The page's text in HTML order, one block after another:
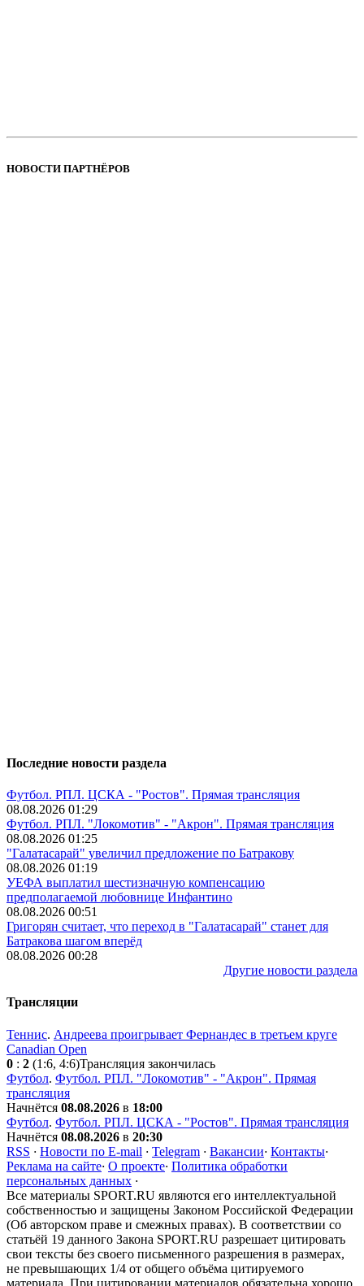
НОВОСТИ ПАРТНЁРОВ
Последние новости раздела
Футбол. РПЛ. ЦСКА - "Ростов". Прямая трансляция
08.08.2026 01:29
Футбол. РПЛ. "Локомотив" - "Акрон". Прямая трансляция
08.08.2026 01:25
"Галатасарай" увеличил предложение по Батракову
08.08.2026 01:19
УЕФА выплатил шестизначную компенсацию
предполагаемой любовнице Инфантино
08.08.2026 00:51
Григорян считает, что переход в "Галатасарай" станет для
Батракова шагом вперёд
08.08.2026 00:28
Другие новости раздела
Трансляции
Теннис. Андреева проигрывает Фернандес в третьем круге
Canadian Open
0 : 2 (1:6, 4:6)Трансляция закончилась
Футбол. Футбол. РПЛ. "Локомотив" - "Акрон". Прямая
трансляция
Начнётся 08.08.2026 в 18:00
Футбол. Футбол. РПЛ. ЦСКА - "Ростов". Прямая трансляция
Начнётся 08.08.2026 в 20:30
RSS · Новости по E-mail · Telegram · Вакансии· Контакты·
Реклама на сайте· О проекте· Политика обработки
персональных данных ·
Все материалы SPORT.RU являются его интеллектуальной
собственностью и защищены Законом Российской Федерации
(Об авторском праве и смежных правах). В соответствии со
статьёй 19 данного Закона SPORT.RU разрешает цитировать
свои тексты без своего письменного разрешения в размерах,
не превышающих 1/4 от общего объёма цитируемого
материала. При цитировании материалов обязательна хорошо